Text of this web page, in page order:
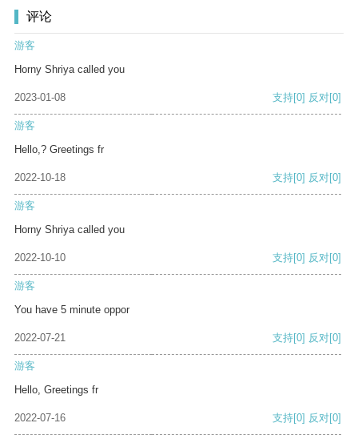
评论
游客
Horny Shriya called you
2023-01-08 支持[0] 反对[0]
游客
Hello,? Greetings fr
2022-10-18 支持[0] 反对[0]
游客
Horny Shriya called you
2022-10-10 支持[0] 反对[0]
游客
You have 5 minute oppor
2022-07-21 支持[0] 反对[0]
游客
Hello, Greetings fr
2022-07-16 支持[0] 反对[0]